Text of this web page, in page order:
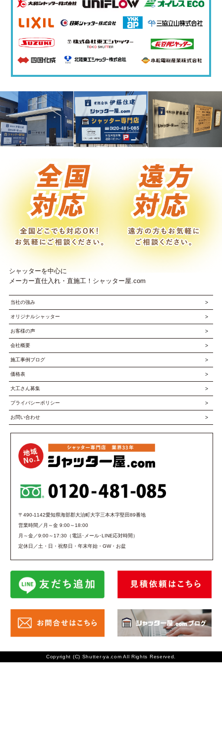
シャッターを中心に
メーカー直仕入れ・直施工！シャッター屋.com
当社の強み
オリジナルシャッター
お客様の声
会社概要
施工事例ブログ
価格表
大工さん募集
プライバシーポリシー
お問い合わせ
〒490-1142愛知県海部郡大治町大字三本木字堅田89番地
営業時間／月～金 9:00～18:00
月～金／9:00～17:30（電話･メール･LINE応対時間）
定休日／土・日・祝祭日・年末年始・GW・お盆
Copyright (C) Shutter-ya.com All Rights Reserved.